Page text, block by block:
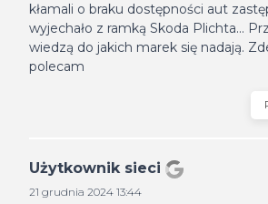
kłamali o braku dostępności aut
wyjechało z ramką Skoda Plichta...
wiedzą do jakich marek się nadają.
polecam
Użytkownik sieci
21 grudnia 2024 13:44